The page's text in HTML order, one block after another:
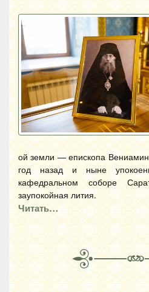
ой земли — епископа
год назад и ныне
кафедральном соборе
заупокойная лития.
Читать…